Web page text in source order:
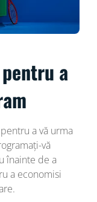
a
a vă urma
vă
înainte de a
a economisi